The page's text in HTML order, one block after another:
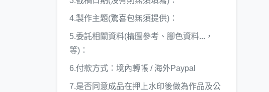
4.製作主題(驚喜包無須提供)：
5.委託相關資料(構圖參考、腳色資料...，
等)：
6.付款方式：境內轉帳 / 海外Paypal
7.是否同意成品在押上水印後做為作品及公